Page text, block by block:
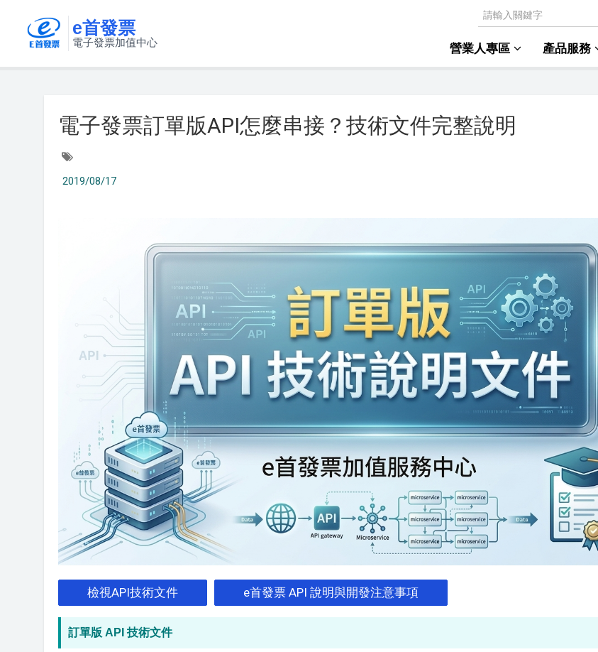
e首發票
電子發票加值中心 營業人專區 產品服務
電子發票訂單版API怎麼串接？技術文件完整說明
2019/08/17
檢視API技術文件 e首發票 API 說明與開發注意事項
訂單版 API 技術文件